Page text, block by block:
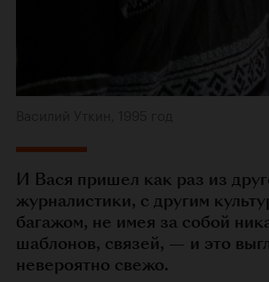
И Вася пришел как раз из
журналистики, с другим
багажом, не имея за собой
шаблонов, связей, — и это
невероятно свежо.